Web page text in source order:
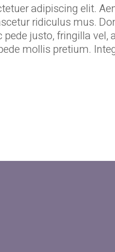
adipiscing elit.
ridiculus mus.
justo, fringilla
mollis pretium.